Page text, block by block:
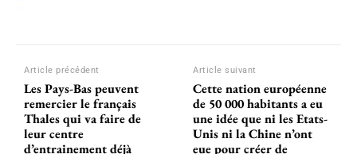
Article précédent
Les Pays-Bas peuvent
remercier le français
Thales qui va faire de
leur centre
d’entrainement déjà
Article suivant
Cette nation européenne
de 50 000 habitants a eu
une idée que ni les Etats-
Unis ni la Chine n’ont
eue pour créer de